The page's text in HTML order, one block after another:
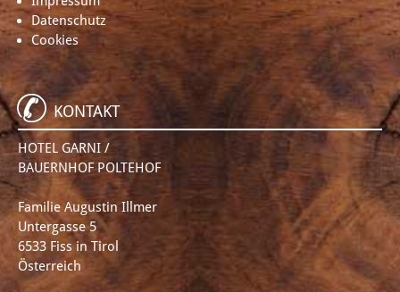
Datenschutz
Cookies
KONTAKT
HOTEL GARNI /
BAUERNHOF POLTEHOF
Familie Augustin Illmer
Untergasse 5
6533 Fiss in Tirol
Österreich